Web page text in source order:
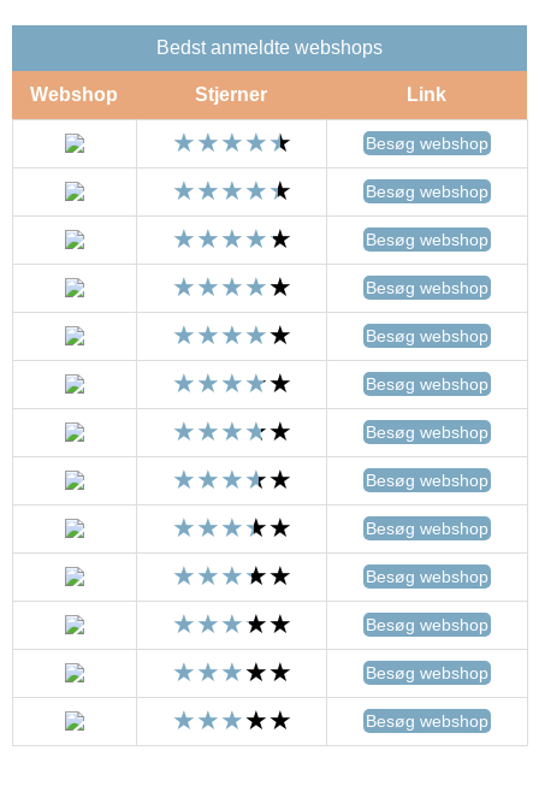
Bedst anmeldte webshops
Webshop Stjerner Link
Besøg webshop
Besøg webshop
Besøg webshop
Besøg webshop
Besøg webshop
Besøg webshop
Besøg webshop
Besøg webshop
Besøg webshop
Besøg webshop
Besøg webshop
Besøg webshop
Besøg webshop